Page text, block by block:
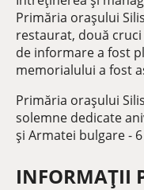
Primăria orașului
restaurat, două
de informare a fost
memorialului a fost
Primăria orașului
solemne dedicate
și Armatei bulgare -
INFORMAȚII